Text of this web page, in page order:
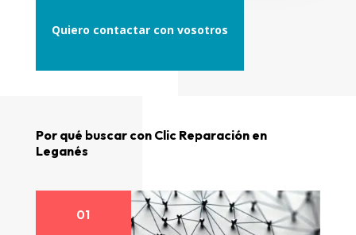
Quiero contactar con vosotros
Por qué buscar con Clic Reparación en
Leganés
01